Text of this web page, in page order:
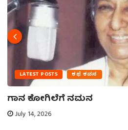
LATEST POSTS ಕಥೆ ಕವನ
ಗಾನ ಕೋಗಿಲೆಗೆ ನಮನ
July 14, 2026